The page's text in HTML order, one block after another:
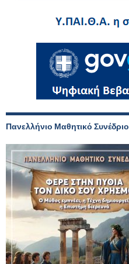
Πανελλήνιο Μαθητικό Συνέδριο